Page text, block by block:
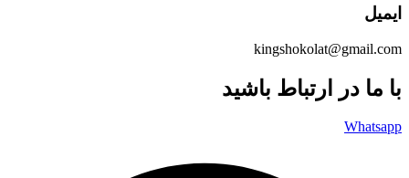
ایمیل
kingshokolat@gmail.com
با ما در ارتباط باشید
Whatsapp